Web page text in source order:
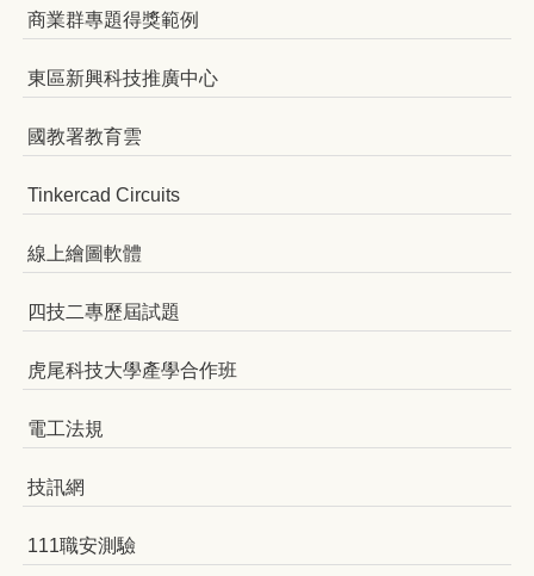
商業群專題得獎範例
東區新興科技推廣中心
國教署教育雲
Tinkercad Circuits
線上繪圖軟體
四技二專歷屆試題
虎尾科技大學產學合作班
電工法規
技訊網
111職安測驗